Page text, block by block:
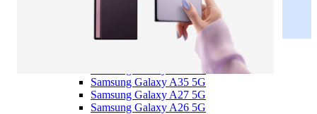
Samsung Galaxy A57 5G
Samsung Galaxy A56 5G
Samsung Galaxy A55 5G
Samsung Galaxy A37 5G
Samsung Galaxy A36 5G
Samsung Galaxy A35 5G
Samsung Galaxy A27 5G
Samsung Galaxy A26 5G